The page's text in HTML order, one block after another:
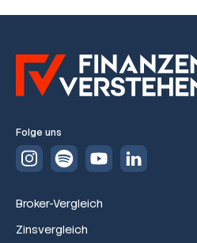
Folge uns
Broker-Vergleich
Zinsvergleich